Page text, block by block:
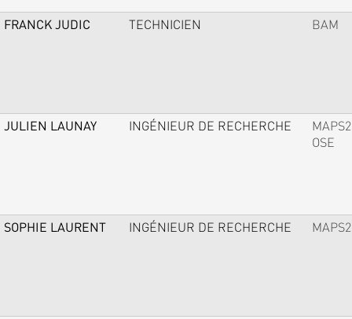
FRANCK JUDIC TECHNICIEN BAM
JULIEN LAUNAY INGÉNIEUR DE RECHERCHE
MAPS2
OSE
SOPHIE LAURENT INGÉNIEUR DE RECHERCHE MAPS2